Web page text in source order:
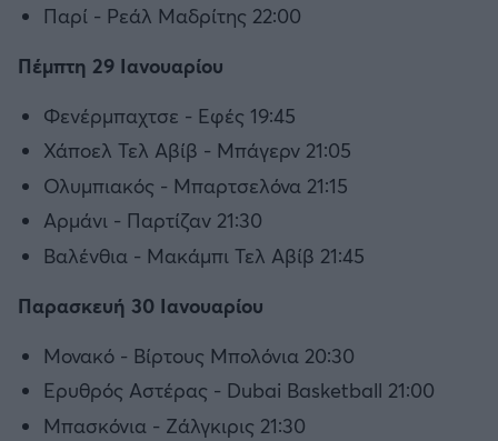
Παρί - Ρεάλ Μαδρίτης 22:00
Πέμπτη 29 Ιανουαρίου
Φενέρμπαχτσε - Eφές 19:45
Χάποελ Τελ Αβίβ - Μπάγερν 21:05
Ολυμπιακός - Μπαρτσελόνα 21:15
Αρμάνι - Παρτίζαν 21:30
Βαλένθια - Μακάμπι Τελ Αβίβ 21:45
Παρασκευή 30 Ιανουαρίου
Μονακό - Βίρτους Μπολόνια 20:30
Ερυθρός Αστέρας - Dubai Basketball 21:00
Μπασκόνια - Ζάλγκιρις 21:30